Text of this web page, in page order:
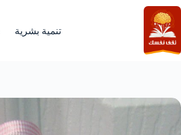
التجاوز
إلى
المحتوى
تنمية بشرية